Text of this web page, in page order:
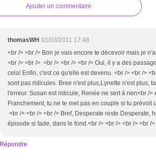
Ajouter un commentaire
thomasWH 01/03/2011 17:48
<br /> <br /> Bon je vais encore te décevoir mais je
<br /> <br /> <br /> <br /> <br /> Oui, il y a des
cela! Enfin, c'est ce qu'elle est devenu. <br /> <br />
sont pas ridicules. Bree n'est plus,Lynette n'est plus,
l'erreur. Susan est ridicule, Renée ne sert à rien<br /
Franchement, tu ne te met pas en couple si tu prévoit
<br /> <br /> <br /> Bref, Desperate reste
épisode si fade, dans le fond.<br /> <br /> <br /> <br />
Répondre